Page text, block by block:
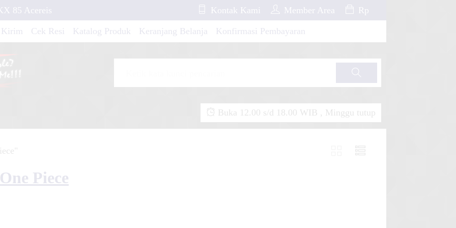
85 Acereis
GT Red Movistar
Kontak Kami Member Area Rp
Kirim Cek Resi Katalog Produk Keranjang Belanja Konfirmasi Pembayaran
Cari
Buka 12.00 s/d 18.00 WIB , Minggu tutup
Piece